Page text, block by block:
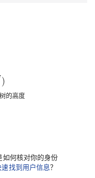
的高度
何核对你的身份
速找到用户信息？